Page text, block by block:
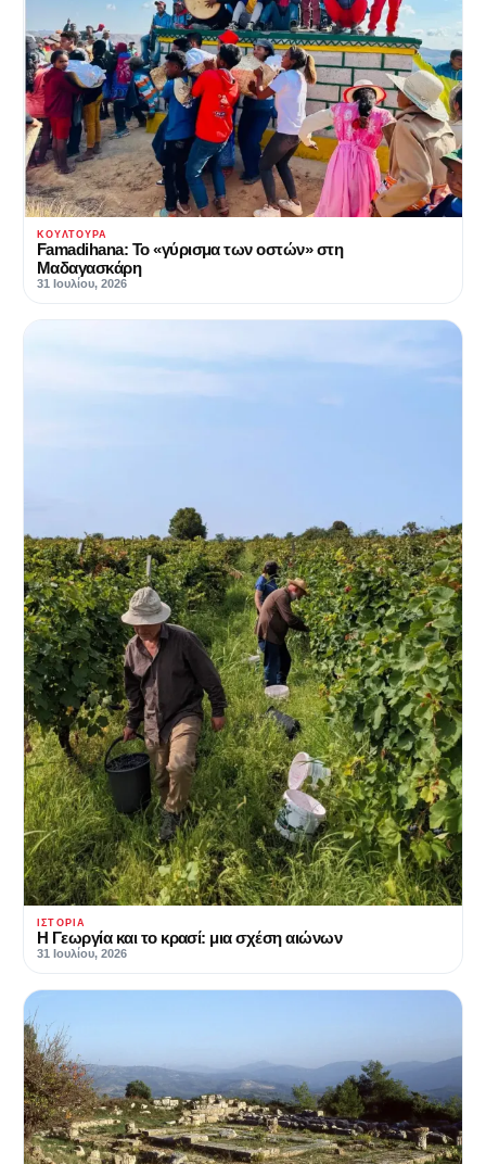
ΚΟΥΛΤΟΥΡΑ
Famadihana: Το «γύρισμα των οστών» στη
Μαδαγασκάρη
31 Ιουλίου, 2026
ΙΣΤΟΡΊΑ
Η Γεωργία και το κρασί: μια σχέση αιώνων
31 Ιουλίου, 2026